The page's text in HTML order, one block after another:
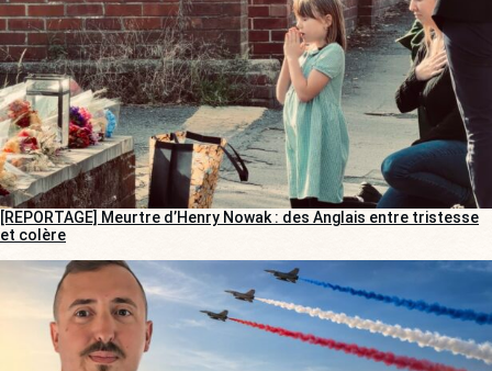
[REPORTAGE] Meurtre d’Henry Nowak : des Anglais entre tristesse
et colère